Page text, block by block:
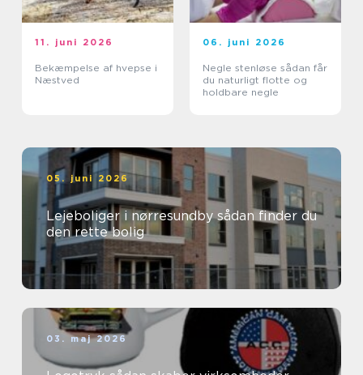
11. juni 2026
Bekæmpelse af hvepse i
Næstved
06. juni 2026
Negle stenløse sådan får
du naturligt flotte og
holdbare negle
05. juni 2026
Lejeboliger i nørresundby sådan finder du
den rette bolig
03. maj 2026